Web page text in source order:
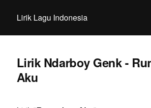
Lirik Lagu Indonesia
Lirik Ndarboy Genk -
Aku